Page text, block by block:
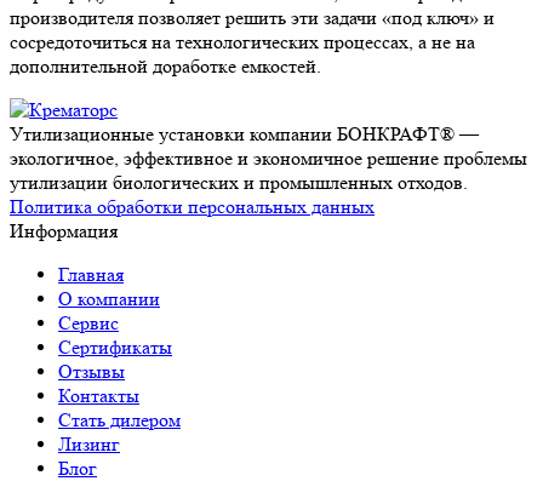
производителя позволяет решить эти задачи «под ключ» и
сосредоточиться на технологических процессах, а не на
дополнительной доработке емкостей.
Утилизационные установки компании БОНКРАФТ® —
экологичное, эффективное и экономичное решение проблемы
утилизации биологических и промышленных отходов.
Политика обработки персональных данных
Информация
Главная
О компании
Сервис
Сертификаты
Отзывы
Контакты
Стать дилером
Лизинг
Блог